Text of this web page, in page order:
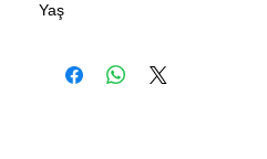
Yaş